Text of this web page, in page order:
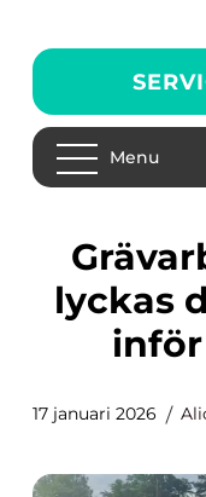
Menu
Grävarbeten växjö så
lyckas
17 januari 2026